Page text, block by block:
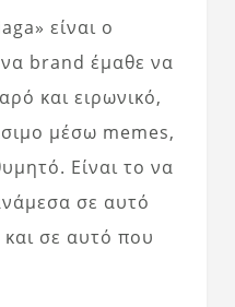
είναι ο
brand έμαθε να
και ειρωνικό,
μέσω memes,
Είναι το να
σε αυτό
σε αυτό που